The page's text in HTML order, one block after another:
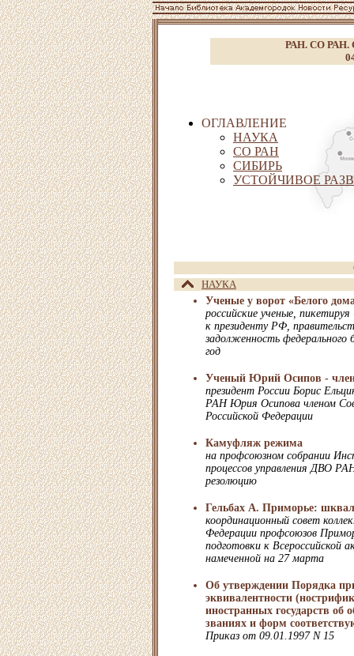
РАН. СО РАН.
ОГЛАВЛЕНИЕ
НАУКА
СО РАН
СИБИРЬ
УСТОЙЧИВОЕ
НАУКА
Ученые у ворот «Белого
российские ученые,
к президенту РФ,
задолженность
год
Ученый Юрий Осипов - член
президент России Борис
РАН Юрия Осипова членом
Российской Федерации
Камуфляж режима
на профсоюзном собрании
процессов управления ДВО
резолюцию
Гельбах А. Приморье: шквал
координационный совет
Федерации профсоюзов
подготовки к Всероссийской
намеченной на 27 марта
Об утверждении Порядка
эквивалентности
иностранных государств об
званиях и форм
Приказ от 09.01.1997 N 15